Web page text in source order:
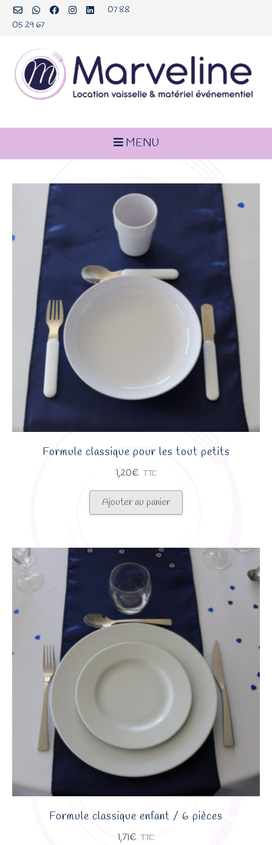
Aller
07 88
05 29 67
MENU
Formule classique pour les tout petits
1,20€ TTC
Ajouter au panier
Formule classique enfant / 6 pièces
1,71€ TTC